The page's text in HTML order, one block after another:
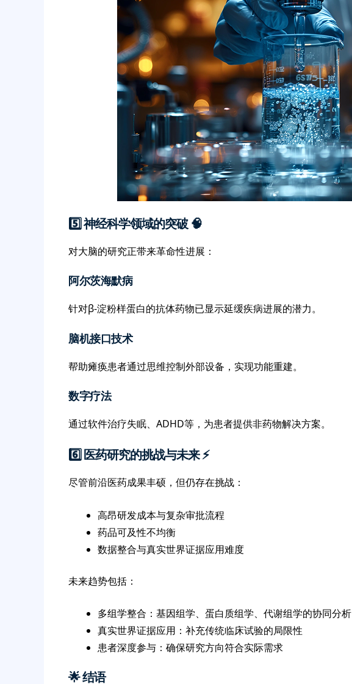
5️⃣ 神经科学领域的突破 🧠
对大脑的研究正带来革命性进展：
阿尔茨海默病
针对β-淀粉样蛋白的抗体药物已显示延缓疾病进展的潜力。
脑机接口技术
帮助瘫痪患者通过思维控制外部设备，实现功能重建。
数字疗法
通过软件治疗失眠、ADHD等，为患者提供非药物解决方案。
6️⃣ 医药研究的挑战与未来 ⚡️
尽管前沿医药成果丰硕，但仍存在挑战：
高昂研发成本与复杂审批流程
药品可及性不均衡
数据整合与真实世界证据应用难度
未来趋势包括：
多组学整合：基因组学、蛋白质组学、代谢组学的协同分析
真实世界证据应用：补充传统临床试验的局限性
患者深度参与：确保研究方向符合实际需求
🌟 结语